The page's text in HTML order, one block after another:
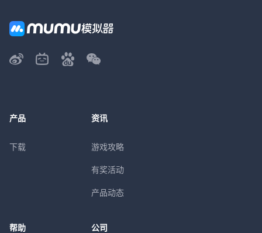
产品
下载
资讯
游戏攻略
有奖活动
产品动态
帮助 公司